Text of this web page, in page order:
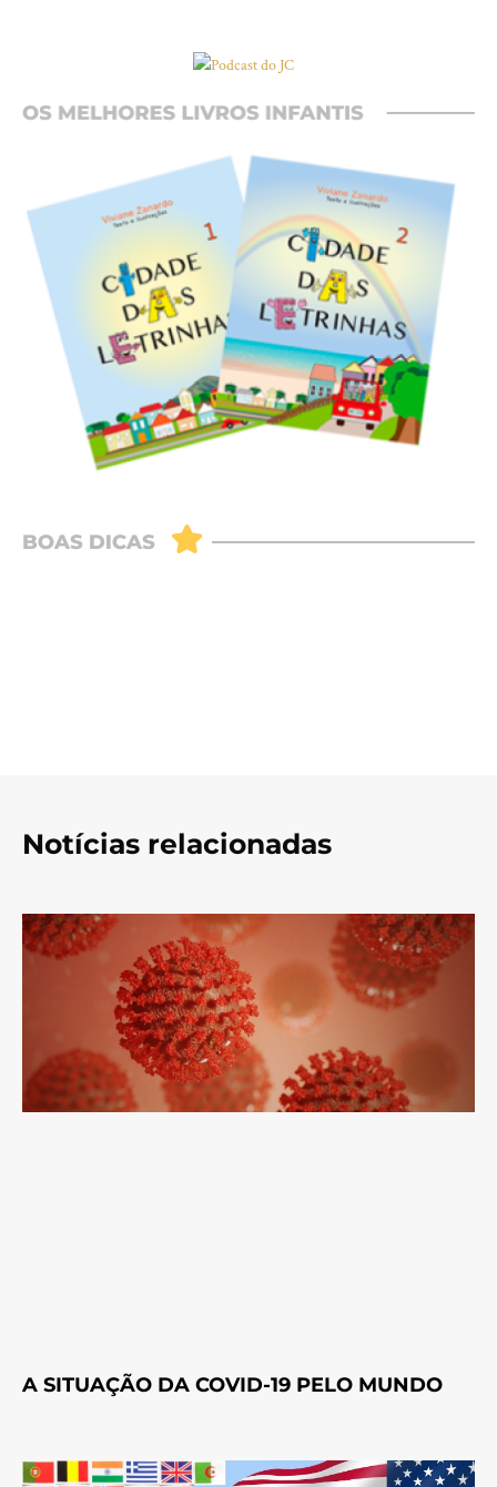
Notícias relacionadas
A SITUAÇÃO DA COVID-19 PELO MUNDO